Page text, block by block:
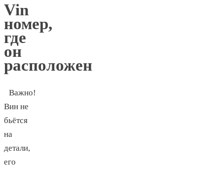
Vin
номер,
где
он
расположен
Важно!
Вин не
бьётся
на
детали,
его